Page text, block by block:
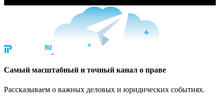
Cамый масштабный и точный канал о праве
Рассказываем о важных деловых и юридических событиях.